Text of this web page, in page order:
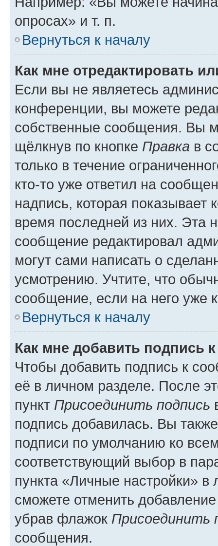
опросах» и т. п.
Вернуться к началу
Как мне отредактировать
Если вы не являетесь
конференции, вы можете
собственные сообщения. Вы
щёлкнув по кнопке Правка в
только в течение
кто-то уже ответил на
надпись, которая показывает
время последней из них. Эта
сообщение редактировал
могут сами написать о
усмотрению. Учтите, что
сообщение, если на него уже
Вернуться к началу
Как мне добавить подпись
Чтобы добавить подпись к
её в личном разделе. После
пункт Присоединить подпись
подпись добавилась. Вы
подписи по умолчанию ко
соответствующий выбор в
пункта «Личные настройки»
сможете отменить
убрав флажок Присоединить
сообщения.